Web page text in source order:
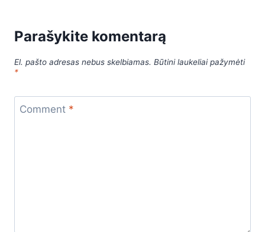
Parašykite komentarą
El. pašto adresas nebus skelbiamas. Būtini laukeliai pažymėti
*
Comment *